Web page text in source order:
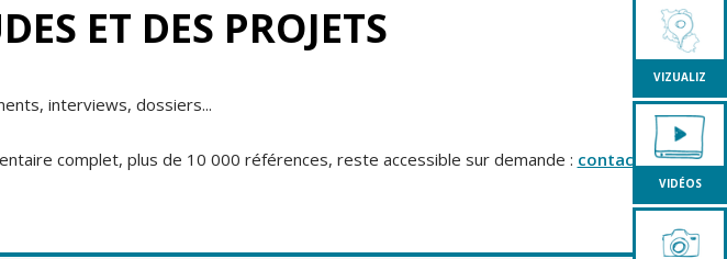
VIZUALIZ
VIDÉOS
ET DES PROJETS
interviews, dossiers...
complet, plus de 10 000 références, reste accessible sur demande : contact